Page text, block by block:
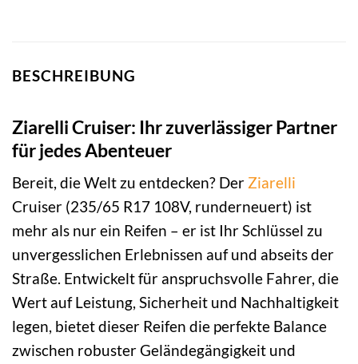
BESCHREIBUNG
Ziarelli Cruiser: Ihr zuverlässiger Partner
für jedes Abenteuer
Bereit, die Welt zu entdecken? Der Ziarelli
Cruiser (235/65 R17 108V, runderneuert) ist
mehr als nur ein Reifen – er ist Ihr Schlüssel zu
unvergesslichen Erlebnissen auf und abseits der
Straße. Entwickelt für anspruchsvolle Fahrer, die
Wert auf Leistung, Sicherheit und Nachhaltigkeit
legen, bietet dieser Reifen die perfekte Balance
zwischen robuster Geländegängigkeit und